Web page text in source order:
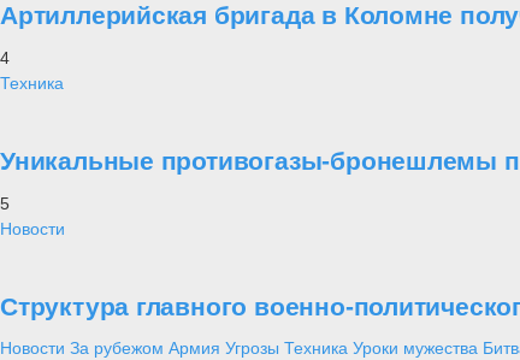
Артиллерийская бригада в Коломне
4
Техника
Уникальные противогазы-бронешлемы
5
Новости
Структура главного военно-
Новости За рубежом Армия Угрозы Техника Уроки мужества